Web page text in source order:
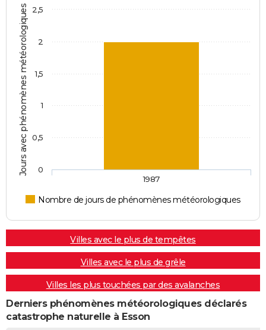
Jours avec phénomènes météorologiques
Nombre de jours de phénomènes météorologiques
1987
0
0,5
1
1,5
2
2,5
Villes avec le plus de tempêtes
Villes avec le plus de grêle
Villes les plus touchées par des avalanches
Derniers phénomènes météorologiques déclarés
catastrophe naturelle à Esson